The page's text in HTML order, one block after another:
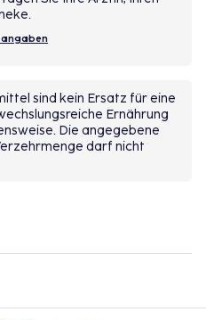
sind kein Ersatz für eine
Ernährung
Die angegebene
darf nicht